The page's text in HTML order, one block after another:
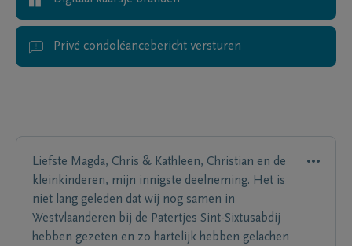
Privé condoléancebericht versturen
Liefste Magda, Chris & Kathleen, Christian en de
kleinkinderen, mijn innigste deelneming. Het is
niet lang geleden dat wij nog samen in
Westvlaanderen bij de Patertjes Sint-Sixtusabdij
hebben gezeten en zo hartelijk hebben gelachen